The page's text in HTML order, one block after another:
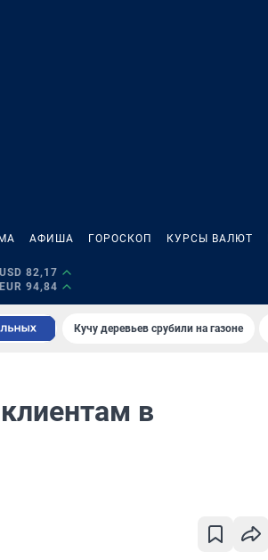
АФИША ГОРОСКОП КУРСЫ ВАЛЮТ
USD 82,17
EUR 94,84
Кучу деревьев срубили на газоне
в